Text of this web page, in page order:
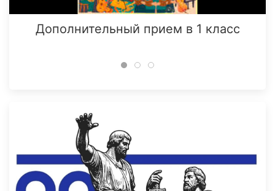
Дополнительный прием в 1 класс